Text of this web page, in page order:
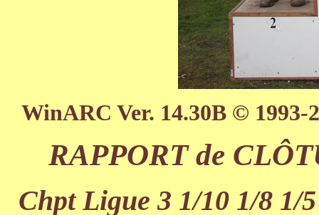
WinARC Ver. 14.30B ©
RAPPORT de
Chpt Ligue 3 1/10 1/8 1/